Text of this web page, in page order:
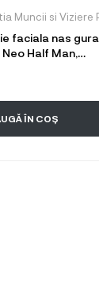
faciala nas gura
Half Man,
ÎN COȘ